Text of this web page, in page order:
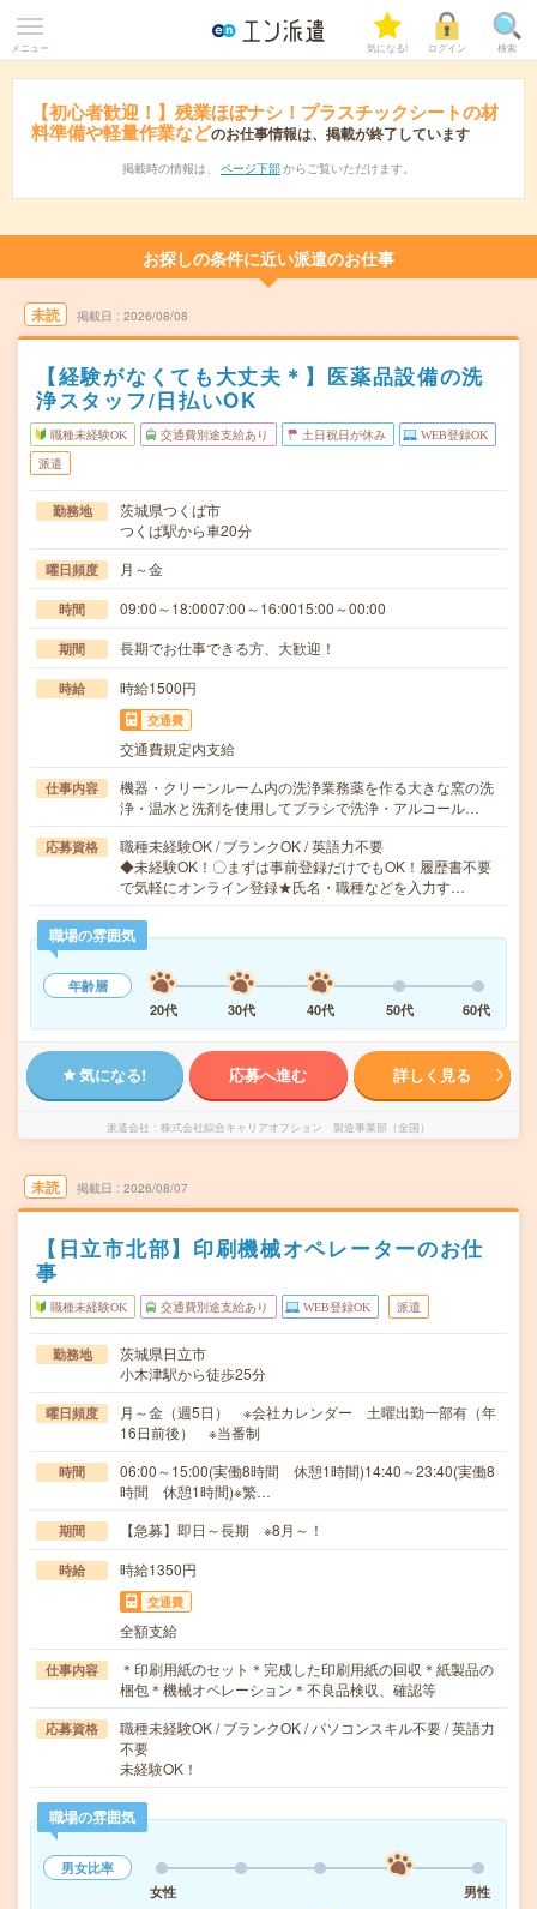
メニュー 気になる! ログイン 検索
【初心者歓迎！】残業ほぼナシ！プラスチックシートの材
料準備や軽量作業などのお仕事情報は、掲載が終了しています
掲載時の情報は、 ページ下部 からご覧いただけます。
お探しの条件に近い派遣のお仕事
未読 掲載日 2026/08/08
【経験がなくても大丈夫＊】医薬品設備の洗
浄スタッフ/日払いOK
職種未経験OK 交通費別途支給あり 土日祝日が休み WEB登録OK
派遣
勤務地
茨城県つくば市
つくば駅から車20分
曜日頻度 月～金
時間 09:00～18:0007:00～16:0015:00～00:00
期間 長期でお仕事できる方、大歓迎！
時給 時給1500円
交通費
交通費規定内支給
仕事内容
機器・クリーンルーム内の洗浄業務薬を作る大きな窯の洗
浄・温水と洗剤を使用してブラシで洗浄・アルコール…
応募資格
職種未経験OK / ブランクOK / 英語力不要
◆未経験OK！〇まずは事前登録だけでもOK！履歴書不要
で気軽にオンライン登録★氏名・職種などを入力す…
職場の雰囲気
年齢層
20代
30代 40代 50代 60代
気になる! 応募へ進む 詳しく見る
派遣会社 株式会社綜合キャリアオプション 製造事業部（全国）
未読 掲載日 2026/08/07
【日立市北部】印刷機械オペレーターのお仕
事
職種未経験OK 交通費別途支給あり WEB登録OK 派遣
勤務地
茨城県日立市
小木津駅から徒歩25分
曜日頻度
月～金（週5日） ※会社カレンダー 土曜出勤一部有（年
16日前後） ※当番制
時間
06:00～15:00(実働8時間 休憩1時間)14:40～23:40(実働8
時間 休憩1時間)※繁…
期間 【急募】即日～長期 ※8月～！
時給 時給1350円
交通費
全額支給
仕事内容
＊印刷用紙のセット＊完成した印刷用紙の回収＊紙製品の
梱包＊機械オペレーション＊不良品検収、確認等
応募資格
職種未経験OK / ブランクOK / パソコンスキル不要 / 英語力
不要
未経験OK！
職場の雰囲気
男女比率
女性
男性